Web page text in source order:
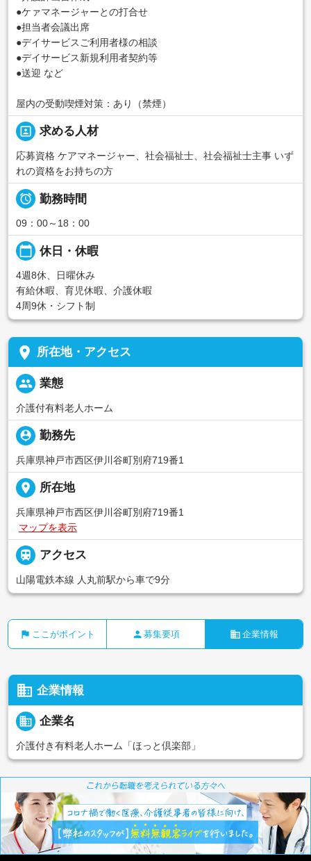
●ケァマネージャーとの打合せ
●担当者会議出席
●デイサービスご利用者様の相談
●デイサービス新規利用者契約等
●送迎 など
屋内の受動喫煙対策：あり（禁煙）
portrait 求める人材
応募資格 ケアマネージャー、社会福祉士、社会福祉士主事 いず
れの資格をお持ちの方
 勤務時間
09：00～18：00
calendar_today 休日・休暇
4週8休、日曜休み
有給休暇、育児休暇、介護休暇
4周9休・シフト制
place 所在地・アクセス
people 業態
介護付有料老人ホーム
person_pin 勤務先
兵庫県神戸市西区伊川谷町別府719番1
place 所在地
兵庫県神戸市西区伊川谷町別府719番1
マップを表示
 アクセス
山陽電鉄本線 人丸前駅から車で9分
flag ここがポイント person 募集要項 business 企業情報
business 企業情報
business 企業名
介護付き有料老人ホーム「ほっと倶楽部」